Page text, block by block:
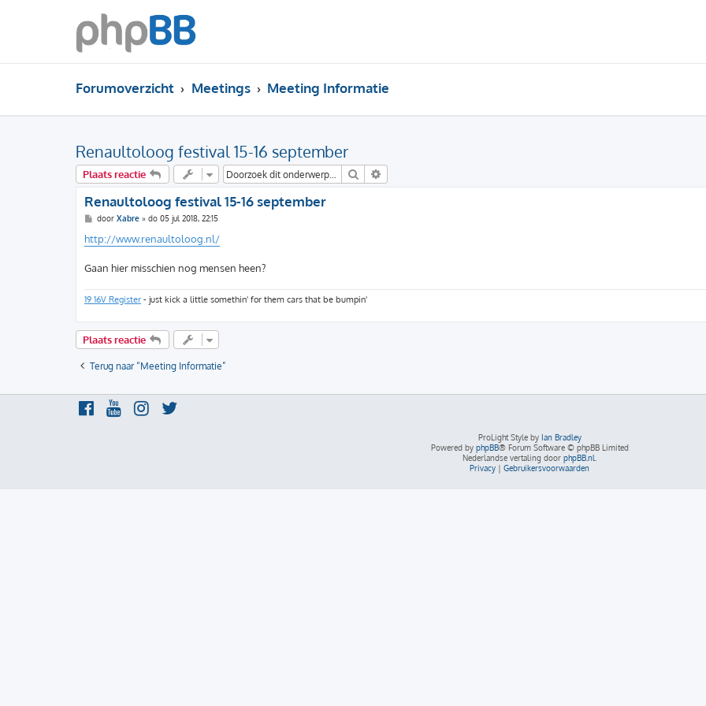
Forumoverzicht Meetings Meeting Informatie
Renaultoloog festival 15-16 september
Plaats reactie Zoek
Renaultoloog festival 15-16 september
B
r
i
h
t
door Xabre» do 05 jul 2018, 22:15
http://www.renaultoloog.nl/
Gaan hier misschien nog mensen heen?
19 16V Register - just kick a little somethin' for them cars that be bumpin'
Plaats reactie
Terug naar “Meeting Informatie”
ProLight Style by Ian Bradley
Powered by phpBB® Forum Software © phpBB Limited
Nederlandse vertaling door phpBB.nl
Privacy | Gebruikersvoorwaarden